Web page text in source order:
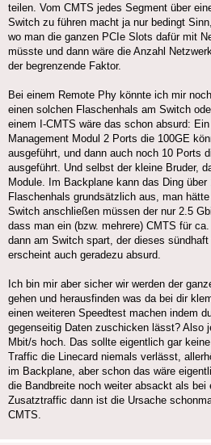
teilen. Vom CMTS jedes Segment über
Switch zu führen macht ja nur bedingt
wo man die ganzen PCIe Slots dafür mit
müsste und dann wäre die Anzahl
der begrenzende Faktor.
Bei einem Remote Phy könnte ich mir
einen solchen Flaschenhals am Switch
einem I-CMTS wäre das schon absurd:
Management Modul 2 Ports die 100GE
ausgeführt, und dann auch noch 10 Ports
ausgeführt. Und selbst der kleine Bruder,
Module. Im Backplane kann das Ding
Flaschenhals grundsätzlich aus, man
Switch anschließen müssen der nur 2.5
dass man ein (bzw. mehrere) CMTS für
dann am Switch spart, der dieses
erscheint auch geradezu absurd.
Ich bin mir aber sicher wir werden der
gehen und herausfinden was da bei dir
einen weiteren Speedtest machen indem
gegenseitig Daten zuschicken lässt? Also
Mbit/s hoch. Das sollte eigentlich gar
Traffic die Linecard niemals verlässt,
im Backplane, aber schon das wäre
die Bandbreite noch weiter absackt als bei
Zusatztraffic dann ist die Ursache
CMTS.